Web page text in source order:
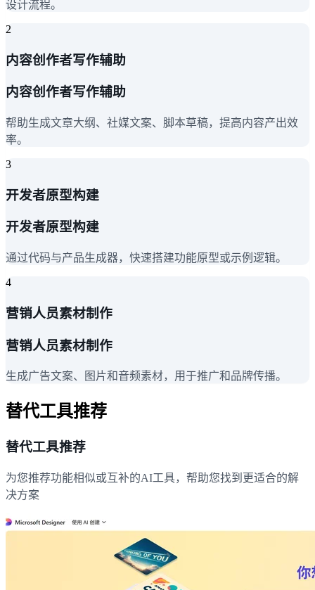
设计流程。
2
内容创作者写作辅助
内容创作者写作辅助
帮助生成文章大纲、社媒文案、脚本草稿，提高内容产出效
率。
3
开发者原型构建
开发者原型构建
通过代码与产品生成器，快速搭建功能原型或示例逻辑。
4
营销人员素材制作
营销人员素材制作
生成广告文案、图片和音频素材，用于推广和品牌传播。
替代工具推荐
替代工具推荐
为您推荐功能相似或互补的AI工具，帮助您找到更适合的解
决方案